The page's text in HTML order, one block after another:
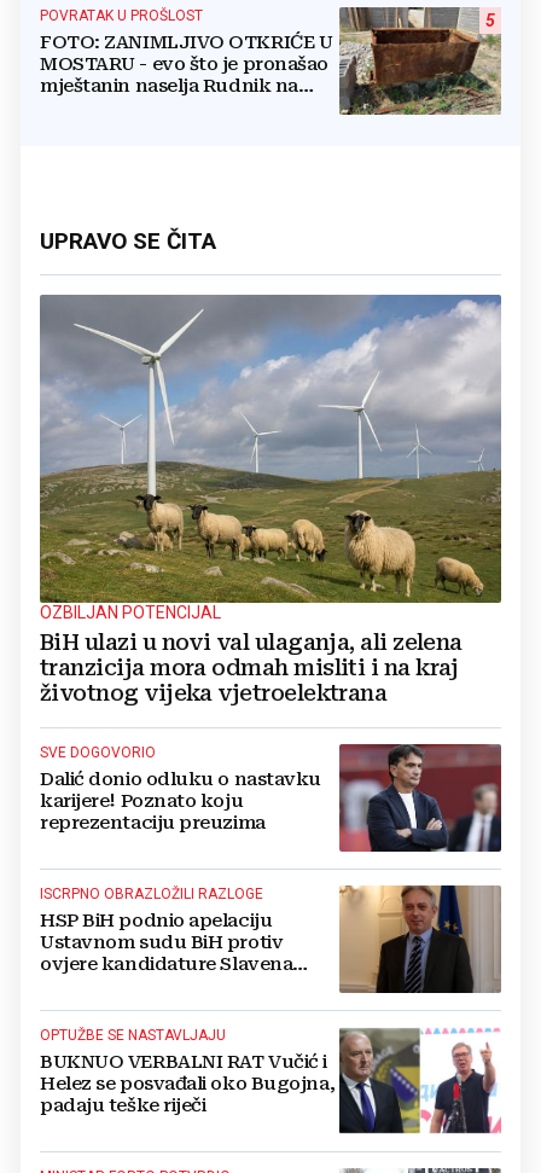
5
POVRATAK U PROŠLOST
FOTO: ZANIMLJIVO OTKRIĆE U
MOSTARU - evo što je pronašao
mještanin naselja Rudnik na
UPRAVO SE ČITA
OZBILJAN POTENCIJAL
BiH ulazi u novi val ulaganja, ali zelena
tranzicija mora odmah misliti i na kraj
životnog vijeka vjetroelektrana
SVE DOGOVORIO
Dalić donio odluku o nastavku
karijere! Poznato koju
reprezentaciju preuzima
ISCRPNO OBRAZLOŽILI RAZLOGE
HSP BiH podnio apelaciju
Ustavnom sudu BiH protiv
ovjere kandidature Slavena
OPTUŽBE SE NASTAVLJAJU
BUKNUO VERBALNI RAT Vučić i
Helez se posvađali oko Bugojna,
padaju teške riječi